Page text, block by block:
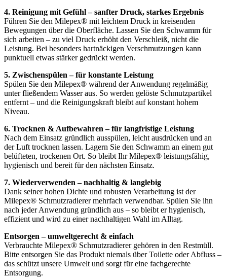
4. Reinigung mit Gefühl – sanfter Druck, starkes Ergebnis
Führen Sie den Milepex® mit leichtem Druck in kreisenden
Bewegungen über die Oberfläche. Lassen Sie den Schwamm für
sich arbeiten – zu viel Druck erhöht den Verschleiß, nicht die
Leistung. Bei besonders hartnäckigen Verschmutzungen kann
punktuell etwas stärker gedrückt werden.
5. Zwischenspülen – für konstante Leistung
Spülen Sie den Milepex® während der Anwendung regelmäßig
unter fließendem Wasser aus. So werden gelöste Schmutzpartikel
entfernt – und die Reinigungskraft bleibt auf konstant hohem
Niveau.
6. Trocknen & Aufbewahren – für langfristige Leistung
Nach dem Einsatz gründlich ausspülen, leicht ausdrücken und an
der Luft trocknen lassen. Lagern Sie den Schwamm an einem gut
belüfteten, trockenen Ort. So bleibt Ihr Milepex® leistungsfähig,
hygienisch und bereit für den nächsten Einsatz.
7. Wiederverwenden – nachhaltig & langlebig
Dank seiner hohen Dichte und robusten Verarbeitung ist der
Milepex® Schmutzradierer mehrfach verwendbar. Spülen Sie ihn
nach jeder Anwendung gründlich aus – so bleibt er hygienisch,
effizient und wird zu einer nachhaltigen Wahl im Alltag.
Entsorgen – umweltgerecht & einfach
Verbrauchte Milepex® Schmutzradierer gehören in den Restmüll.
Bitte entsorgen Sie das Produkt niemals über Toilette oder Abfluss –
das schützt unsere Umwelt und sorgt für eine fachgerechte
Entsorgung.